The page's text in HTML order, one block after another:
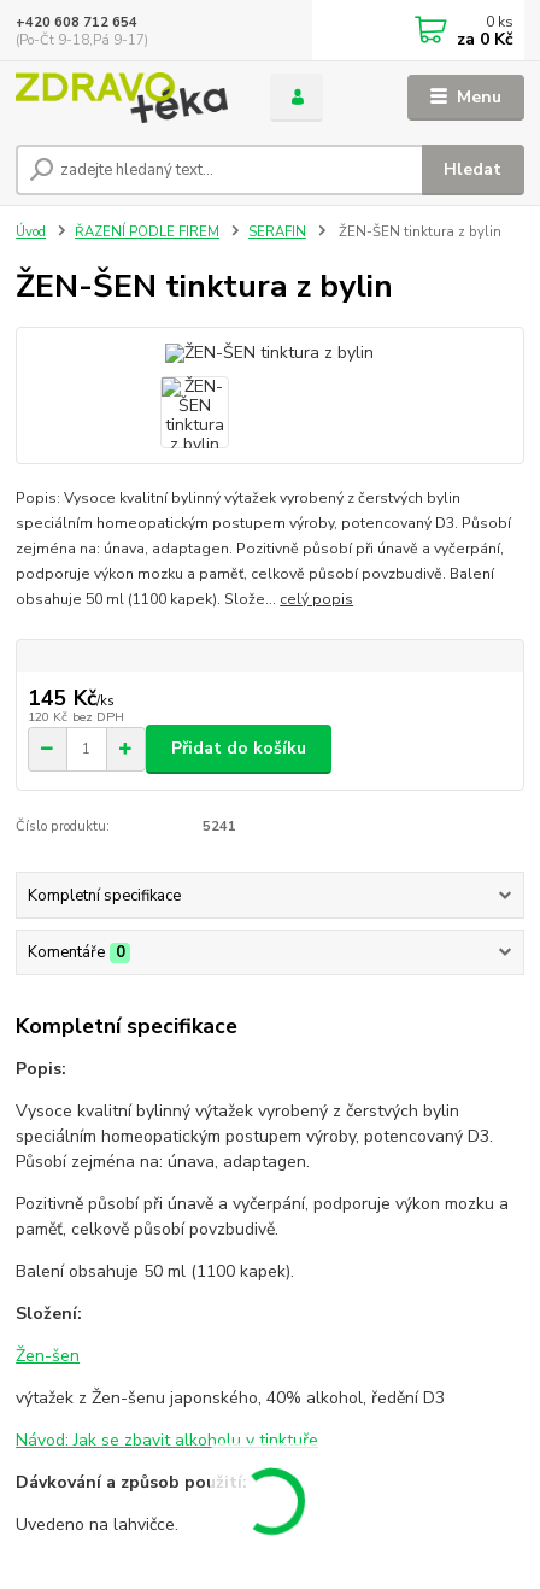
Menu
Hledat
+420 608 712 654
(Po-Čt 9-18,Pá 9-17)
0 ks
za 0 Kč
Úvod ŘAZENÍ PODLE FIREM SERAFIN ŽEN-ŠEN tinktura z bylin
ŽEN-ŠEN tinktura z bylin
Popis: Vysoce kvalitní bylinný výtažek vyrobený z čerstvých bylin
speciálním homeopatickým postupem výroby, potencovaný D3. Působí
zejména na: únava, adaptagen. Pozitivně působí při únavě a vyčerpání,
podporuje výkon mozku a paměť, celkově působí povzbudivě. Balení
obsahuje 50 ml (1100 kapek). Slože... celý popis
145 Kč/ks
120 Kč bez DPH
Přidat do košíku
Číslo produktu: 5241
Kompletní specifikace
Komentáře 0
Kompletní specifikace
Popis:
Vysoce kvalitní bylinný výtažek vyrobený z čerstvých bylin
speciálním homeopatickým postupem výroby, potencovaný D3.
Působí zejména na: únava, adaptagen.
Pozitivně působí při únavě a vyčerpání, podporuje výkon mozku a
paměť, celkově působí povzbudivě.
Balení obsahuje 50 ml (1100 kapek).
Složení:
Žen-šen
výtažek z Žen-šenu japonského, 40% alkohol, ředění D3
Návod: Jak se zbavit alkoholu v tinktuře
Dávkování a způsob použití:
Uvedeno na lahvičce.